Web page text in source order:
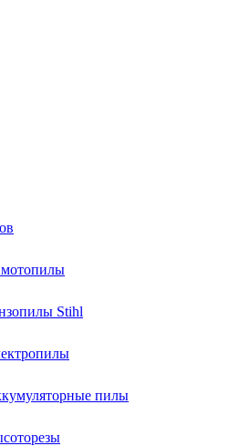
Stihl
пилы